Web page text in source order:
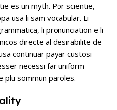
es un myth. Por scientie,
usa li sam vocabular. Li
li pronunciation e li
directe al desirabilite de
continuar payar custosi
necessi far uniform
plu sommun paroles.